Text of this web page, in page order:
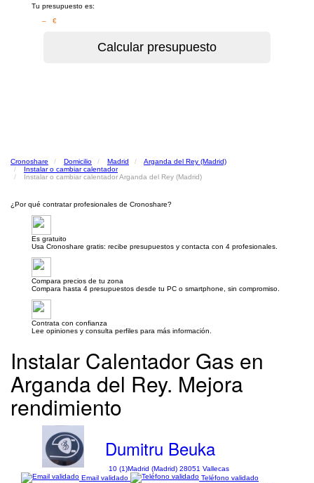
Tu presupuesto es:
– €
Cronoshare Domicilio Madrid
Arganda del Rey (Madrid)
Instalar o cambiar calentador
Instalar o cambiar calentador Arganda del Rey (Madrid)
¿Por qué contratar profesionales de Cronoshare?
Es gratuito
Usa Cronoshare gratis: recibe presupuestos y contacta con 4 profesionales.
Compara precios de tu zona
Compara hasta 4 presupuestos desde tu PC o smartphone, sin compromiso.
Contrata con confianza
Lee opiniones y consulta perfiles para más información.
Instalar Calentador Gas en
Arganda del Rey. Mejora
rendimiento
Dumitru Beuka
10 (1)Madrid (Madrid) 28051 Vallecas
Email validado
Teléfono validado